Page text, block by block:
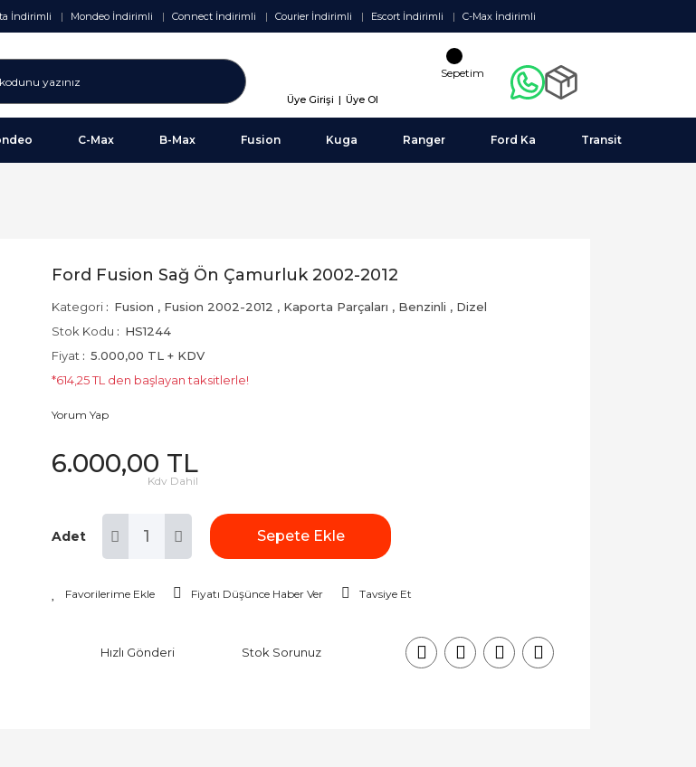
İndirimli Mondeo İndirimli Connect İndirimli Courier İndirimli Escort İndirimli C-Max İndirimli
Üye Girişi | Üye Ol
Sepetim
C-Max B-Max Fusion Kuga Ranger Ford Ka Transit
Ford Fusion Sağ Ön Çamurluk 2002-2012
Kategori Fusion , Fusion 2002-2012 , Kaporta Parçaları , Benzinli , Dizel
Stok Kodu
HS1244
Fiyat
5.000,00 TL + KDV
*614,25 TL den başlayan taksitlerle!
Yorum Yap
6.000,00 TL
Kdv Dahil
Adet Sepete Ekle
Fiyatı Düşünce Haber Ver Tavsiye Et
Hızlı Gönderi Stok Sorunuz